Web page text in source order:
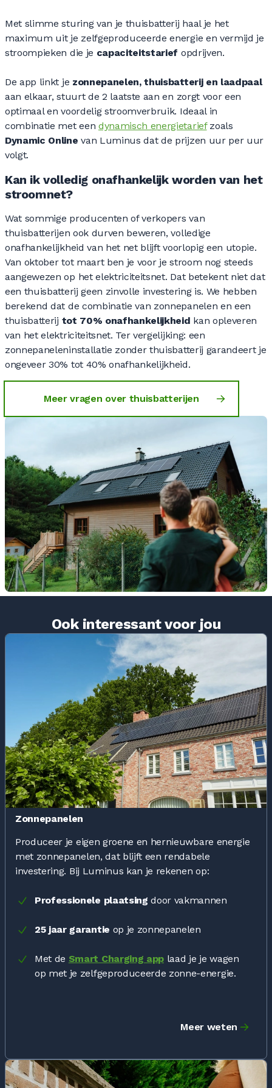
Met slimme sturing van je thuisbatterij haal je het
maximum uit je zelfgeproduceerde energie en vermijd je
stroompieken die je capaciteitstarief opdrijven.
De app linkt je zonnepanelen, thuisbatterij en laadpaal
aan elkaar, stuurt de 2 laatste aan en zorgt voor een
optimaal en voordelig stroomverbruik. Ideaal in
combinatie met een dynamisch energietariefzoals
Dynamic Online van Luminus dat de prijzen uur per uur
volgt.
Kan ik volledig onafhankelijk worden van het
stroomnet?
Wat sommige producenten of verkopers van
thuisbatterijen ook durven beweren, volledige
onafhankelijkheid van het net blijft voorlopig een utopie.
Van oktober tot maart ben je voor je stroom nog steeds
aangewezen op het elektriciteitsnet. Dat betekent niet dat
een thuisbatterij geen zinvolle investering is. We hebben
berekend dat de combinatie van zonnepanelen en een
thuisbatterij tot 70% onafhankelijkheid kan opleveren
van het elektriciteitsnet. Ter vergelijking: een
zonnepaneleninstallatie zonder thuisbatterij garandeert je
ongeveer 30% tot 40% onafhankelijkheid.
Meer vragen over thuisbatterijen
Ook interessant voor jou
Zonnepanelen
Produceer je eigen groene en hernieuwbare energie
met zonnepanelen, dat blijft een rendabele
investering. Bij Luminus kan je rekenen op:
Professionele plaatsingdoor vakmannen
25 jaar garantie op je zonnepanelen
Met de Smart Charging app laad je je wagen
op met je zelfgeproduceerde zonne-energie.
Meer weten